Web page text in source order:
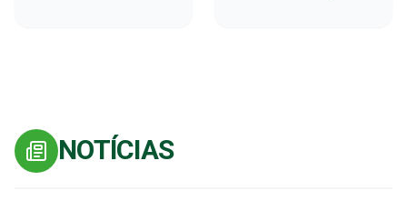
NOTÍCIAS